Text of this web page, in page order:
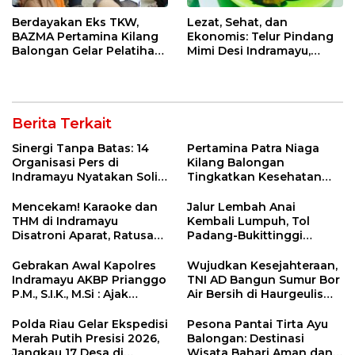
Berdayakan Eks TKW,
BAZMA Pertamina Kilang
Balongan Gelar Pelatihan
Lezat, Sehat, dan
Ekonomis: Telur Pindang
Mimi Desi Indramayu,
Berita Terkait
Sinergi Tanpa Batas: 14
Organisasi Pers di
Indramayu Nyatakan Solid
Pertamina Patra Niaga
Kilang Balongan
Tingkatkan Kesehatan
Pemeriksaan Kesehatan
Rutin dan Edukasi
Perawatan Gigi
Mencekam! Karaoke dan
THM di Indramayu
Disatroni Aparat, Ratusan
Dites Urine!
Jalur Lembah Anai
Kembali Lumpuh, Tol
Padang-Bukittinggi
Strategis
Gebrakan Awal Kapolres
Indramayu AKBP Prianggo
P.M., S.I.K., M.Si : Ajak
dan Analisa Program Kerja
Wujudkan Kesejahteraan,
TNI AD Bangun Sumur Bor
Air Bersih di Haurgeulis
Polda Riau Gelar Ekspedisi
Merah Putih Presisi 2026,
Pesona Pantai Tirta Ayu
Balongan: Destinasi